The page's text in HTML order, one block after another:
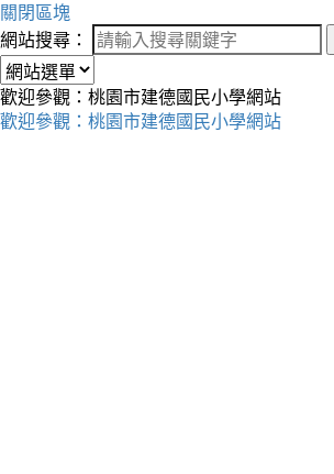
關閉區塊
網站搜尋：
歡迎參觀：桃園市建德國民小學網站
歡迎參觀：桃園市建德國民小學網站